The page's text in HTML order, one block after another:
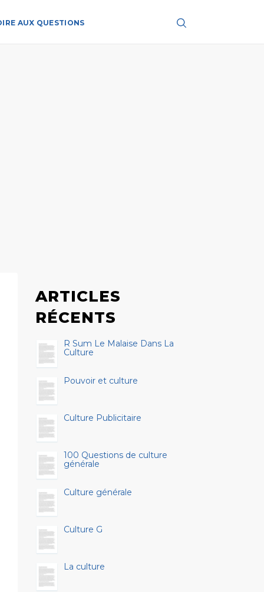
AUX QUESTIONS
ARTICLES
RÉCENTS
R Sum Le Malaise Dans La
Culture
Pouvoir et culture
Culture Publicitaire
100 Questions de culture
générale
Culture générale
Culture G
La culture